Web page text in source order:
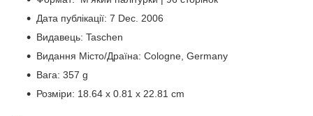
Дата публікації: 7 Dec. 2006
Видавець: Taschen
Видання Місто/Драїна: Cologne, Germany
Вага: 357 g
Розміри: 18.64 x 0.81 x 22.81 cm